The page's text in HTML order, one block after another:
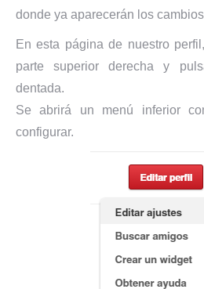
donde ya aparecerán los
En esta página de nuestro
parte superior derecha y
dentada.
Se abrirá un menú inferior
configurar.